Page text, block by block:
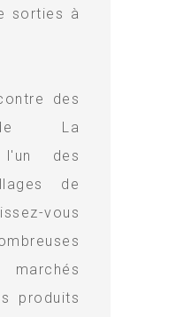
sorties à
des
de La
l'un des
de
vous
produits